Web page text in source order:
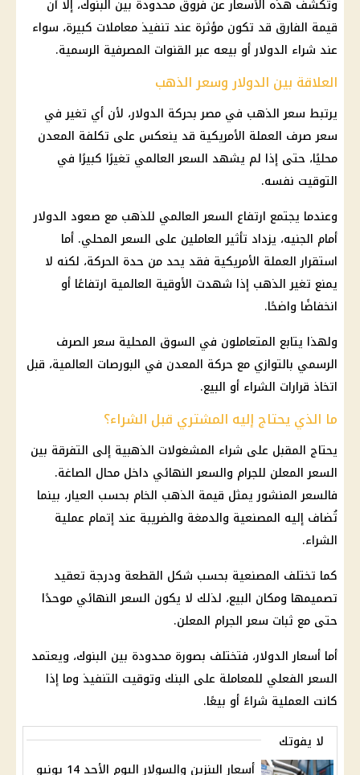
وتكشف هذه الأسعار عن فروق محدودة بين البنوك، إلا أن
قيمة الفارق قد تكون مؤثرة عند تنفيذ معاملات كبيرة، سواء
عند شراء الدولار أو بيعه عبر القنوات المصرفية الرسمية.
العلاقة بين الدولار وسعر الذهب
يرتبط سعر الذهب في مصربحركة الدولار، لأن أي تغير في
سعر صرف العملة الأمريكية قد ينعكس على تكلفة المعدن
محليًا، حتى إذا لم يشهد السعر العالمي تغيرًا كبيرًا في
التوقيت نفسه.
وعندما يجتمع ارتفاع السعر العالمي للذهب مع صعود الدولار
أمام الجنيه، يزداد تأثير العاملين على السعر المحلي. أما
استقرار العملة الأمريكية فقد يحد من حدة الحركة، لكنه لا
يمنع تغيرالذهب إذا شهدت الأوقية العالمية ارتفاعًا أو
انخفاضًا واضحًا.
ولهذا يتابع المتعاملون في السوق المحلية سعر الصرف
الرسمي بالتوازي مع حركة المعدن في البورصات العالمية، قبل
اتخاذ قرارات الشراء أو البيع.
ما الذي يحتاج إليه المشتري قبل الشراء؟
يحتاج المقبل على شراء المشغولات الذهبية إلى التفرقة بين
السعر المعلن للجرام والسعر النهائي داخل محال الصاغة.
فالسعر المنشور يمثل قيمة الذهب الخام بحسب العيار، بينما
تُضاف إليه المصنعية والدمغة والضريبة عند إتمام عملية
الشراء.
كما تختلف المصنعية بحسب شكل القطعة ودرجة تعقيد
تصميمها ومكان البيع، لذلك لا يكون السعر النهائي موحدًا
حتى مع ثبات سعر الجرام المعلن.
أما أسعار الدولار، فتختلف بصورة محدودة بين البنوك، ويعتمد
السعر الفعلي للمعاملة على البنك وتوقيت التنفيذ وما إذا
كانت العملية شراءً أو بيعًا.
لا يفوتك
أسعار البنزين والسولار اليوم الأحد 14 يونيو